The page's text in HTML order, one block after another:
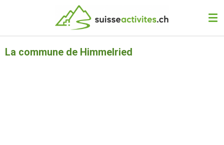
principal
La commune de Himmelried